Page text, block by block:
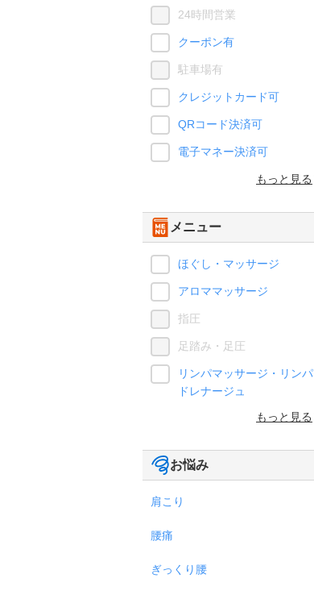
24時間営業
クーポン有
駐車場有
クレジットカード可
QRコード決済可
電子マネー決済可
もっと見る
メニュー
ほぐし・マッサージ
アロママッサージ
指圧
足踏み・足圧
リンパマッサージ・リンパ
ドレナージュ
もっと見る
お悩み
肩こり
腰痛
ぎっくり腰